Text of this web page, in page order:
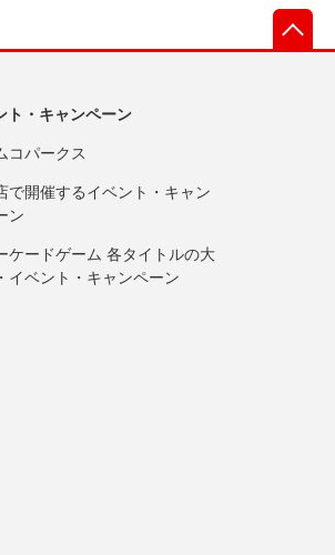
ト・キャンペーン
コパークス
で開催するイベント・キャン
ン
ケードゲーム 各タイトルの大
イベント・キャンペーン